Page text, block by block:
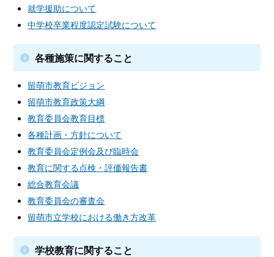
就学援助について
中学校卒業程度認定試験について
各種施策に関すること
留萌市教育ビジョン
留萌市教育政策大綱
教育委員会教育目標
各種計画・方針について
教育委員会定例会及び臨時会
教育に関する点検・評価報告書
総合教育会議
教育委員会の審査会
留萌市立学校における働き方改革
学校教育に関すること